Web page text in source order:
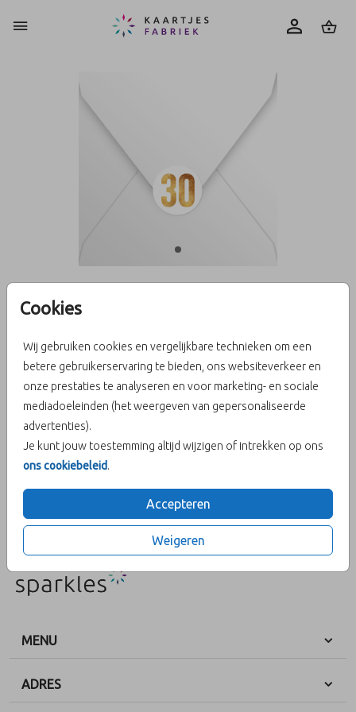
Cookies
Wij gebruiken cookies en vergelijkbare technieken om een
betere gebruikerservaring te bieden, ons websiteverkeer en
onze prestaties te analyseren en voor marketing- en sociale
mediadoeleinden (het weergeven van gepersonaliseerde
advertenties).
Je kunt jouw toestemming altijd wijzigen of intrekken op ons
ons cookiebeleid.
Accepteren
Weigeren
Sluitzegel 30 jaar goudlook
Aantal x 25 zegels € 6,50
OMSCHRIJVING
Deze sluitsticker met een 30 in goudlook past perfect bij een
Prijs: per 25 zegels
MENU
ADRES